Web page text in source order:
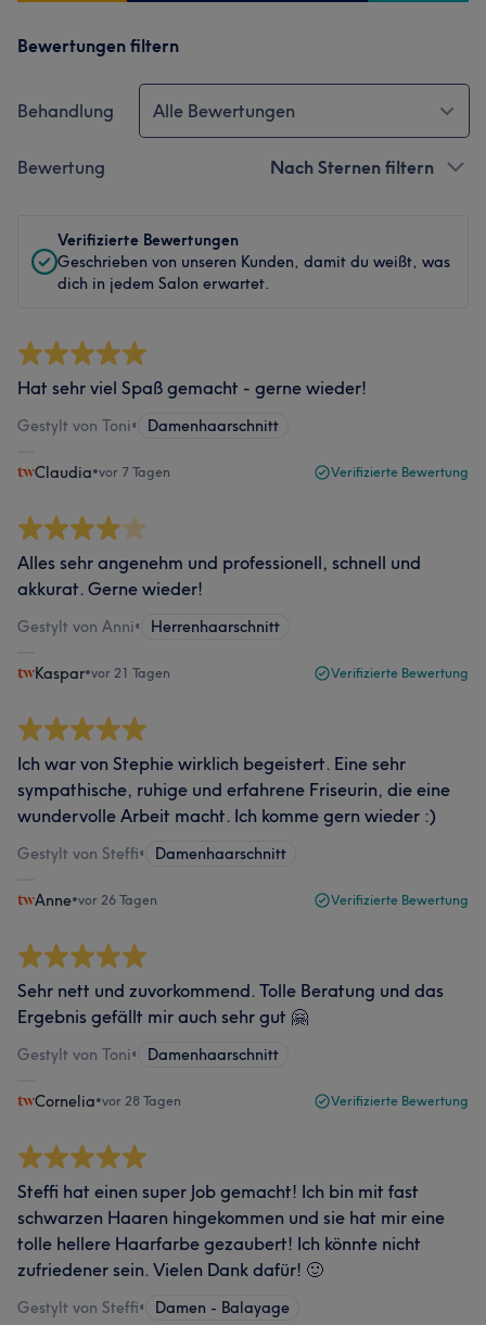
Bewertungen filtern
Behandlung Alle Bewertungen
Bewertung Nach Sternen filtern
Verifizierte Bewertungen
Geschrieben von unseren Kunden, damit du weißt, was
dich in jedem Salon erwartet.
Hat sehr viel Spaß gemacht - gerne wieder!
Gestylt von Toni• Damenhaarschnitt
Claudia•vor 7 Tagen Verifizierte Bewertung
Alles sehr angenehm und professionell, schnell und
akkurat. Gerne wieder!
Gestylt von Anni• Herrenhaarschnitt
Kaspar•vor 21 Tagen Verifizierte Bewertung
Ich war von Stephie wirklich begeistert. Eine sehr
sympathische, ruhige und erfahrene Friseurin, die eine
wundervolle Arbeit macht. Ich komme gern wieder :)
Gestylt von Steffi• Damenhaarschnitt
Anne•vor 26 Tagen Verifizierte Bewertung
Sehr nett und zuvorkommend. Tolle Beratung und das
Ergebnis gefällt mir auch sehr gut 🤗
Gestylt von Toni• Damenhaarschnitt
Cornelia•vor 28 Tagen Verifizierte Bewertung
Steffi hat einen super Job gemacht! Ich bin mit fast
schwarzen Haaren hingekommen und sie hat mir eine
tolle hellere Haarfarbe gezaubert! Ich könnte nicht
zufriedener sein. Vielen Dank dafür! 🙂
Gestylt von Steffi• Damen - Balayage